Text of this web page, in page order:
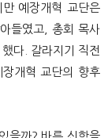
예장개혁 교단은
들였고, 총회 목사
다. 갈라지기 직전
개혁 교단의 향후